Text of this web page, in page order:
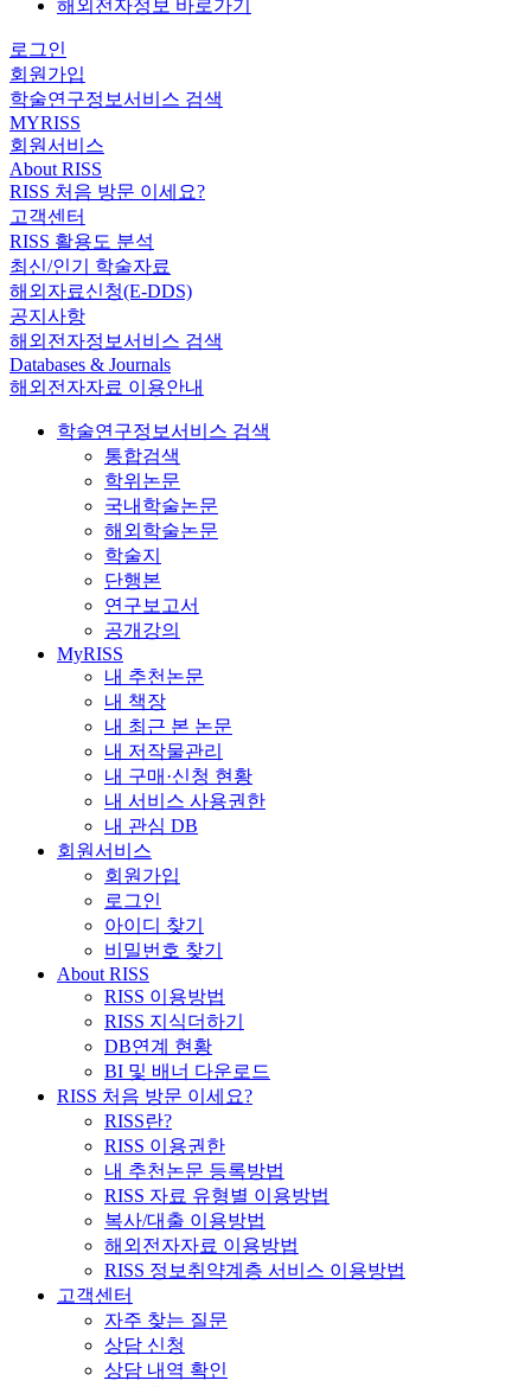
해외전자정보 바로가기
로그인
회원가입
학술연구정보서비스 검색
MYRISS
회원서비스
About RISS
RISS 처음 방문 이세요?
고객센터
RISS 활용도 분석
최신/인기 학술자료
해외자료신청(E-DDS)
공지사항
해외전자정보서비스 검색
Databases & Journals
해외전자자료 이용안내
학술연구정보서비스 검색
통합검색
학위논문
국내학술논문
해외학술논문
학술지
단행본
연구보고서
공개강의
MyRISS
내 추천논문
내 책장
내 최근 본 논문
내 저작물관리
내 구매·신청 현황
내 서비스 사용권한
내 관심 DB
회원서비스
회원가입
로그인
아이디 찾기
비밀번호 찾기
About RISS
RISS 이용방법
RISS 지식더하기
DB연계 현황
BI 및 배너 다운로드
RISS 처음 방문 이세요?
RISS란?
RISS 이용권한
내 추천논문 등록방법
RISS 자료 유형별 이용방법
복사/대출 이용방법
해외전자자료 이용방법
RISS 정보취약계층 서비스 이용방법
고객센터
자주 찾는 질문
상담 신청
상담 내역 확인